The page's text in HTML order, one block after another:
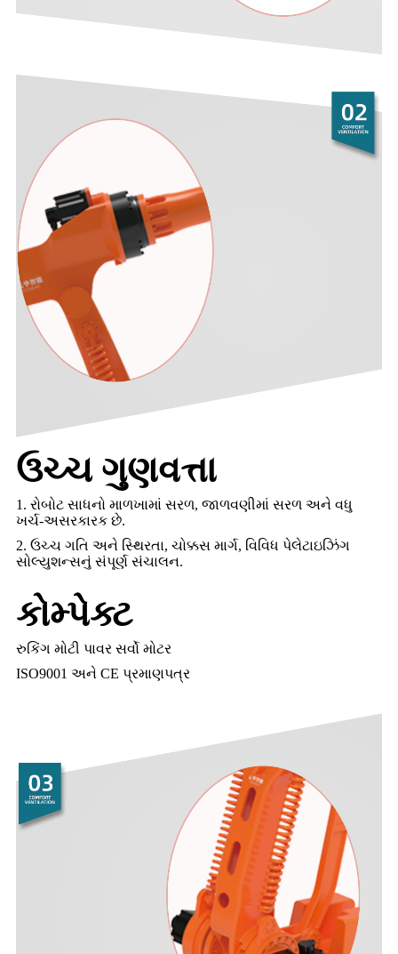
ઉચ્ચ ગુણવત્તા
1. રોબોટ સાધનો માળખામાં સરળ, જાળવણીમાં સરળ અને વધુ
ખર્ચ-અસરકારક છે.
2. ઉચ્ચ ગતિ અને સ્થિરતા, ચોક્કસ માર્ગ, વિવિધ પેલેટાઇઝિંગ
સોલ્યુશન્સનું સંપૂર્ણ સંચાલન.
કોમ્પેક્ટ
રુકિંગ મોટી પાવર સર્વો મોટર
ISO9001 અને CE પ્રમાણપત્ર